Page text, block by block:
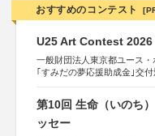
おすすめのコンテスト
U25 Art Contest 2026
一般財団法人東京都ユース
｢すみだの夢応援助成金｣交
第10回 生命（いのち
ッセー